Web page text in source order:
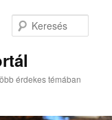
érdekes témában